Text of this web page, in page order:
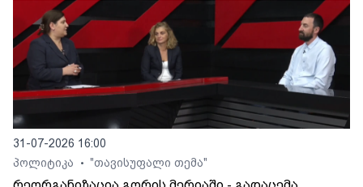
31-07-2026 16:00
პოლიტიკა
• "თავისუფალი თემა"